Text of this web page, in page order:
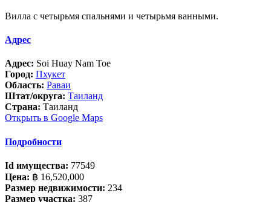
Вилла с четырьмя спальнями и четырьмя ванными.
Адрес
Адрес: Soi Huay Nam Toe
Город: Пхукет
Область: Раваи
Штат/округа: Таиланд
Страна: Таиланд
Открыть в Google Maps
Подробности
Id имущества: 77549
Цена: ฿ 16,520,000
Размер недвижимости: 234
Размер участка: 387